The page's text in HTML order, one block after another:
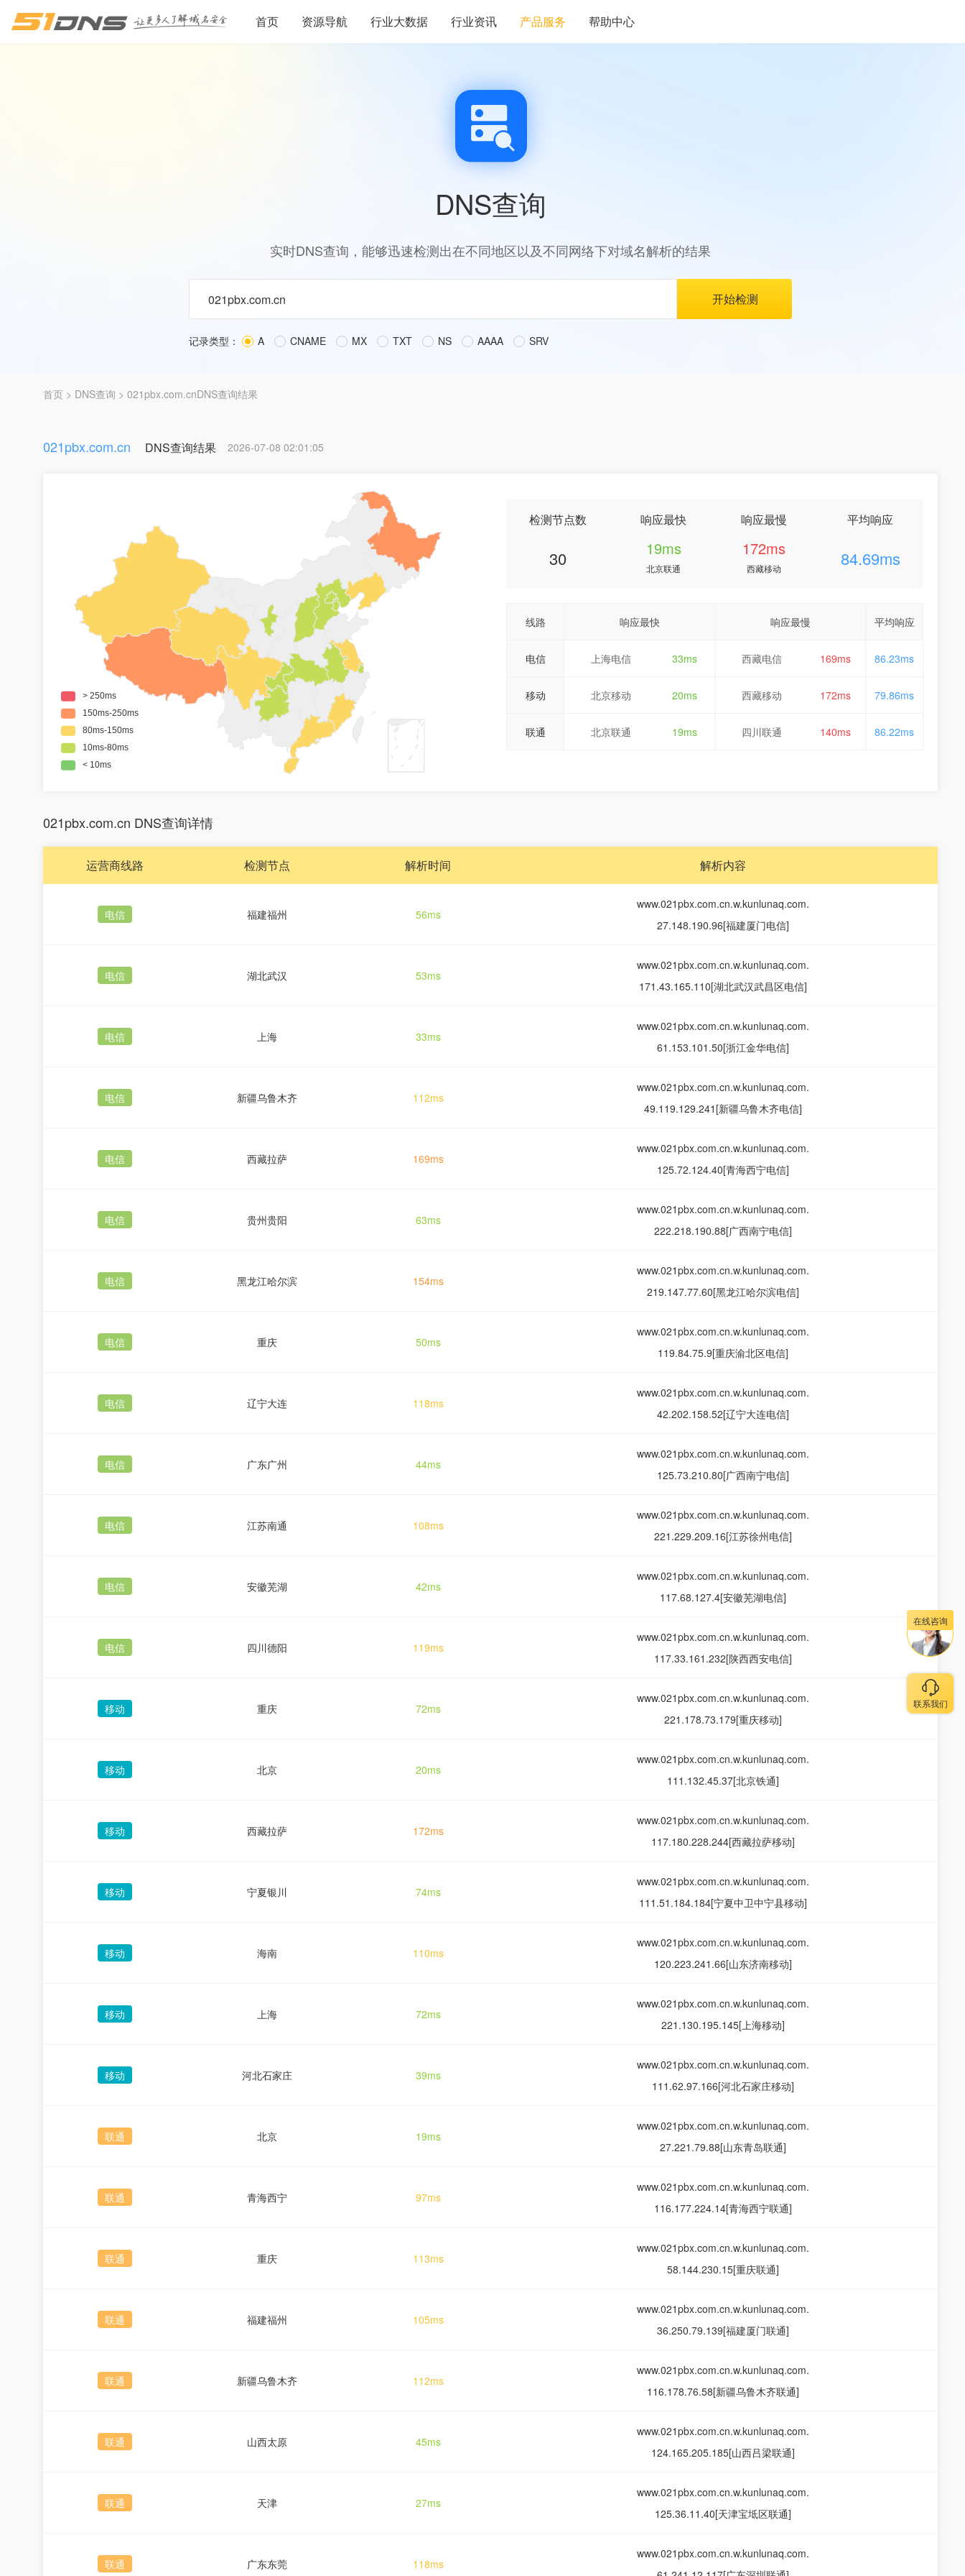
首页 资源导航 行业大数据 行业资讯 产品服务 帮助中心
DNS查询
实时DNS查询，能够迅速检测出在不同地区以及不同网络下对域名解析的结果
记录类型： A CNAME MX TXT NS AAAA SRV
首页 > DNS查询 > 021pbx.com.cnDNS查询结果
021pbx.com.cn DNS查询结果 2026-07-08 02:01:05
检测节点数
30
响应最快
19ms
北京联通
响应最慢
172ms
西藏移动
平均响应
84.69ms
线路 响应最快 响应最慢 平均响应
电信 上海电信 33ms 西藏电信 169ms 86.23ms
移动 北京移动 20ms 西藏移动 172ms 79.86ms
联通 北京联通 19ms 四川联通 140ms 86.22ms
021pbx.com.cn DNS查询详情
运营商线路 检测节点 解析时间 解析内容
电信 福建福州 56ms
www.021pbx.com.cn.w.kunlunaq.com.
27.148.190.96[福建厦门电信]
电信 湖北武汉 53ms
www.021pbx.com.cn.w.kunlunaq.com.
171.43.165.110[湖北武汉武昌区电信]
电信 上海 33ms
www.021pbx.com.cn.w.kunlunaq.com.
61.153.101.50[浙江金华电信]
电信 新疆乌鲁木齐 112ms
www.021pbx.com.cn.w.kunlunaq.com.
49.119.129.241[新疆乌鲁木齐电信]
电信 西藏拉萨 169ms
www.021pbx.com.cn.w.kunlunaq.com.
125.72.124.40[青海西宁电信]
电信 贵州贵阳 63ms
www.021pbx.com.cn.w.kunlunaq.com.
222.218.190.88[广西南宁电信]
电信 黑龙江哈尔滨 154ms
www.021pbx.com.cn.w.kunlunaq.com.
219.147.77.60[黑龙江哈尔滨电信]
电信 重庆 50ms
www.021pbx.com.cn.w.kunlunaq.com.
119.84.75.9[重庆渝北区电信]
电信 辽宁大连 118ms
www.021pbx.com.cn.w.kunlunaq.com.
42.202.158.52[辽宁大连电信]
电信 广东广州 44ms
www.021pbx.com.cn.w.kunlunaq.com.
125.73.210.80[广西南宁电信]
电信 江苏南通 108ms
www.021pbx.com.cn.w.kunlunaq.com.
221.229.209.16[江苏徐州电信]
电信 安徽芜湖 42ms
www.021pbx.com.cn.w.kunlunaq.com.
117.68.127.4[安徽芜湖电信]
电信 四川德阳 119ms
www.021pbx.com.cn.w.kunlunaq.com.
117.33.161.232[陕西西安电信]
移动 重庆 72ms
www.021pbx.com.cn.w.kunlunaq.com.
221.178.73.179[重庆移动]
移动 北京 20ms
www.021pbx.com.cn.w.kunlunaq.com.
111.132.45.37[北京铁通]
移动 西藏拉萨 172ms
www.021pbx.com.cn.w.kunlunaq.com.
117.180.228.244[西藏拉萨移动]
移动 宁夏银川 74ms
www.021pbx.com.cn.w.kunlunaq.com.
111.51.184.184[宁夏中卫中宁县移动]
移动 海南 110ms
www.021pbx.com.cn.w.kunlunaq.com.
120.223.241.66[山东济南移动]
移动 上海 72ms
www.021pbx.com.cn.w.kunlunaq.com.
221.130.195.145[上海移动]
移动 河北石家庄 39ms
www.021pbx.com.cn.w.kunlunaq.com.
111.62.97.166[河北石家庄移动]
联通 北京 19ms
www.021pbx.com.cn.w.kunlunaq.com.
27.221.79.88[山东青岛联通]
联通 青海西宁 97ms
www.021pbx.com.cn.w.kunlunaq.com.
116.177.224.14[青海西宁联通]
联通 重庆 113ms
www.021pbx.com.cn.w.kunlunaq.com.
58.144.230.15[重庆联通]
联通 福建福州 105ms
www.021pbx.com.cn.w.kunlunaq.com.
36.250.79.139[福建厦门联通]
联通 新疆乌鲁木齐 112ms
www.021pbx.com.cn.w.kunlunaq.com.
116.178.76.58[新疆乌鲁木齐联通]
联通 山西太原 45ms
www.021pbx.com.cn.w.kunlunaq.com.
124.165.205.185[山西吕梁联通]
联通 天津 27ms
www.021pbx.com.cn.w.kunlunaq.com.
125.36.11.40[天津宝坻区联通]
联通 广东东莞 118ms
www.021pbx.com.cn.w.kunlunaq.com.
在线咨询
联系我们